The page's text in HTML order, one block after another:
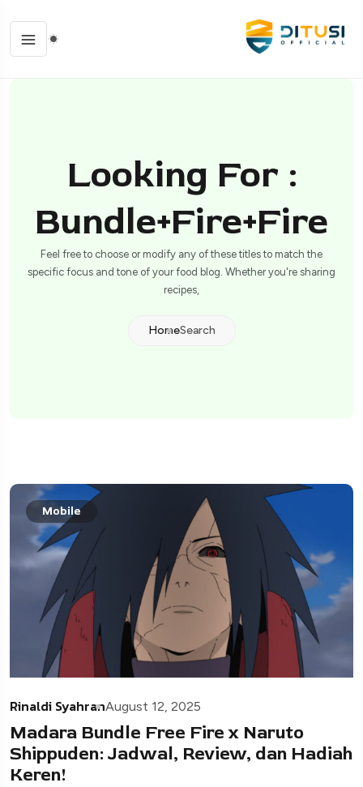
Looking For :
Bundle+fire+fire
Feel free to choose or modify any of these titles to match the
specific focus and tone of your food blog. Whether you're sharing
recipes,
HomeSearch
Mobile
Rinaldi SyahranAugust 12, 2025
Madara Bundle Free Fire x Naruto
Shippuden: Jadwal, Review, dan Hadiah
Keren!